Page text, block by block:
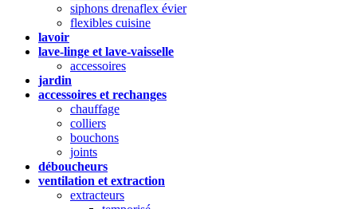
siphons drenaflex évier
flexibles cuisine
lavoir
lave-linge et lave-vaisselle
accessoires
jardin
accessoires et rechanges
chauffage
colliers
bouchons
joints
déboucheurs
ventilation et extraction
extracteurs